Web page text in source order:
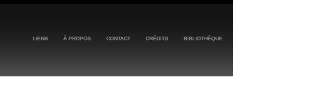
LIENS À PROPOS CONTACT CRÉDITS BIBLIOTHÈQUE